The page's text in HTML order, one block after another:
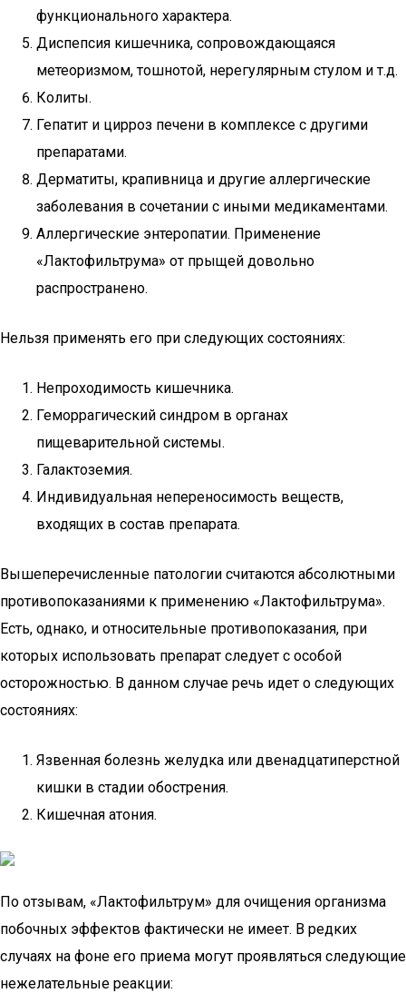
функционального характера.
Диспепсия кишечника, сопровождающаяся
метеоризмом, тошнотой, нерегулярным стулом и т.д.
Колиты.
Гепатит и цирроз печени в комплексе с другими
препаратами.
Дерматиты, крапивница и другие аллергические
заболевания в сочетании с иными медикаментами.
Аллергические энтеропатии. Применение
«Лактофильтрума» от прыщей довольно
распространено.
Нельзя применять его при следующих состояниях:
Непроходимость кишечника.
Геморрагический синдром в органах
пищеварительной системы.
Галактоземия.
Индивидуальная непереносимость веществ,
входящих в состав препарата.
Вышеперечисленные патологии считаются абсолютными
противопоказаниями к применению «Лактофильтрума».
Есть, однако, и относительные противопоказания, при
которых использовать препарат следует с особой
осторожностью. В данном случае речь идет о следующих
состояниях:
Язвенная болезнь желудка или двенадцатиперстной
кишки в стадии обострения.
Кишечная атония.
По отзывам, «Лактофильтрум» для очищения организма
побочных эффектов фактически не имеет. В редких
случаях на фоне его приема могут проявляться следующие
нежелательные реакции: